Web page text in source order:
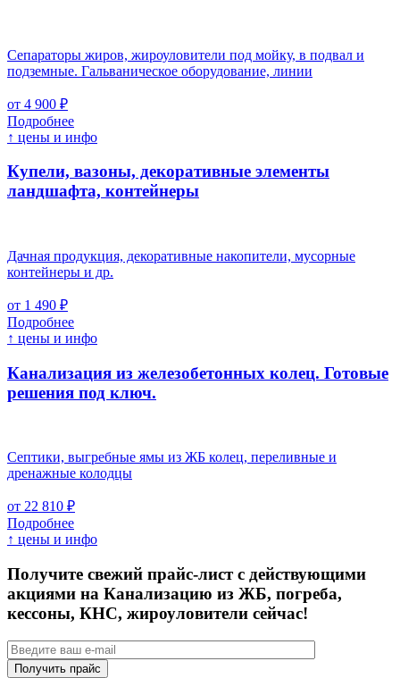
Сепараторы жиров, жироуловители под мойку, в подвал и
подземные. Гальваническое оборудование, линии
от 4 900 ₽
Подробнее
↑ цены и инфо
Купели, вазоны, декоративные элементы
ландшафта, контейнеры
Дачная продукция, декоративные накопители, мусорные
контейнеры и др.
от 1 490 ₽
Подробнее
↑ цены и инфо
Канализация из железобетонных колец. Готовые
решения под ключ.
Септики, выгребные ямы из ЖБ колец, переливные и
дренажные колодцы
от 22 810 ₽
Подробнее
↑ цены и инфо
Получите свежий прайс-лист с действующими
акциями на Канализацию из ЖБ, погреба,
кессоны, КНС, жироуловители сейчас!